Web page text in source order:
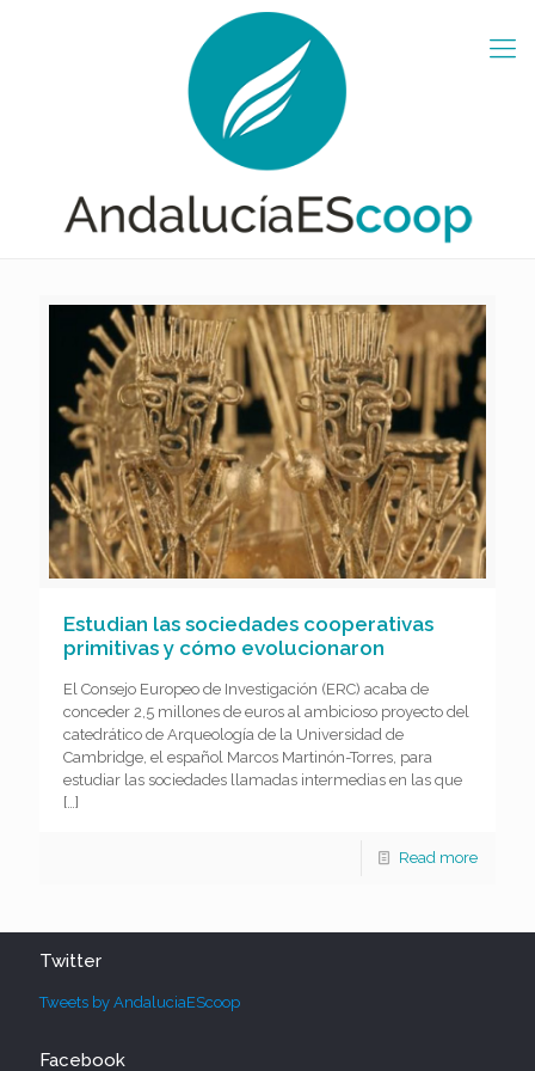
Estudian las sociedades cooperativas
primitivas y cómo evolucionaron
El Consejo Europeo de Investigación (ERC) acaba de
conceder 2,5 millones de euros al ambicioso proyecto del
catedrático de Arqueología de la Universidad de
Cambridge, el español Marcos Martinón-Torres, para
estudiar las sociedades llamadas intermedias en las que
[…]
Read more
Twitter
Tweets by AndaluciaEScoop
Facebook